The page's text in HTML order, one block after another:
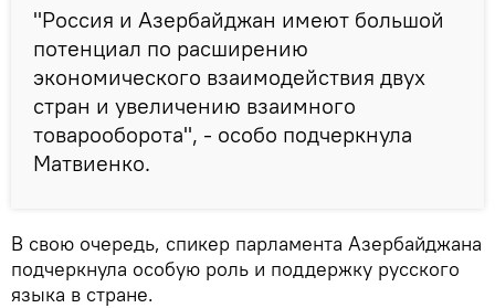
"Россия и Азербайджан имеют большой
потенциал по расширению
экономического взаимодействия двух
стран и увеличению взаимного
товарооборота", - особо подчеркнула
Матвиенко.
В свою очередь, спикер парламента Азербайджана
подчеркнула особую роль и поддержку русского
языка в стране.